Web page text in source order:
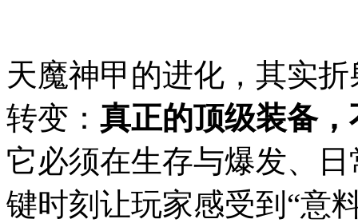
天魔神甲的进化，其实
转变： 真正的顶级装备
它必须在生存与爆发、
键时刻让玩家感受到“意